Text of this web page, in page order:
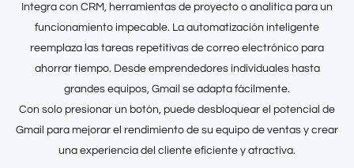
Integra con CRM, herramientas de proyecto o analítica para un
funcionamiento impecable. La automatización inteligente
reemplaza las tareas repetitivas de correo electrónico para
ahorrar tiempo. Desde emprendedores individuales hasta
grandes equipos, Gmail se adapta fácilmente.
Con solo presionar un botón, puede desbloquear el potencial de
Gmail para mejorar el rendimiento de su equipo de ventas y crear
una experiencia del cliente eficiente y atractiva.